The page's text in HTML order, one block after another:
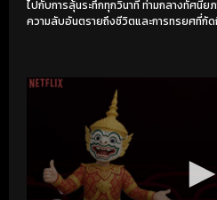
ไปกับการลุ้นระทึกทุกวินาที ท่ามกลางทัศนี
ความลับอันตรายถึงชีวิตและการทรยศที่กั